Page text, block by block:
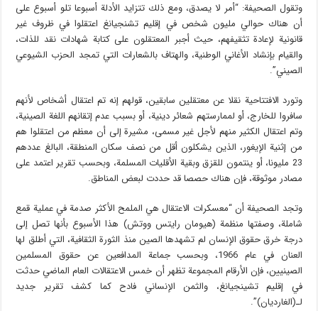
وتقول الصحيفة: “أمر لا يصدق، ومع ذلك تتزايد الأدلة أسبوعا تلو أسبوع على
أن هناك حوالي مليون شخص في إقليم تشنجيانغ اعتقلوا في ظروف غير
قانونية لإعادة تثقيفهم، حيث أجبر المعتقلون على كتابة شهادات نقد للذات،
والقيام بإنشاد الأغاني الوطنية، والهتاف بالشعارات التي تمجد الحزب الشيوعي
الصيني”.
وتورد الافتتاحية نقلا عن معتقلين سابقين، قولهم إنه تم اعتقال أشخاص لأنهم
سافروا للخارج، أو لممارستهم شعائر دينية، أو بسبب عدم إتقانهم اللغة الصينية،
وتم اعتقال الكثير منهم لأجل غير مسمى، مشيرة إلى أن معظم من اعتقلوا هم
من إثنية الإيغور، الذين يشكلون أقل من نصف سكان المنطقة، البالغ عددهم
23 مليونا، أو ينتمون للقزق وبقية الأقليات المسلمة، وبحسب تقرير اعتمد على
مصادر موثوقة، فإن هناك حصصا قد حددت لبعض المناطق.
وتجد الصحيفة أن “معسكرات الاعتقال هي الملمح الأكثر صدمة في عملية قمع
شاملة، وصفتها منظمة (هيومان رايتس ووتش) هذا الأسبوع بأنها تصل إلى
درجة خرق حقوق الإنسان لم تشهدها الصين منذ الثورة الثقافية، التي أطلق لها
العنان في عام 1966، وبحسب جماعة المدافعين عن حقوق المسلمين
الصينيين، فإن الأرقام المجموعة تظهر أن خمس الاعتقالات العام الماضي حدثت
في إقليم تشينجيانغ، والثمن الإنساني فادح كما كشف تقرير جديد
لـ(الغارديان)”.